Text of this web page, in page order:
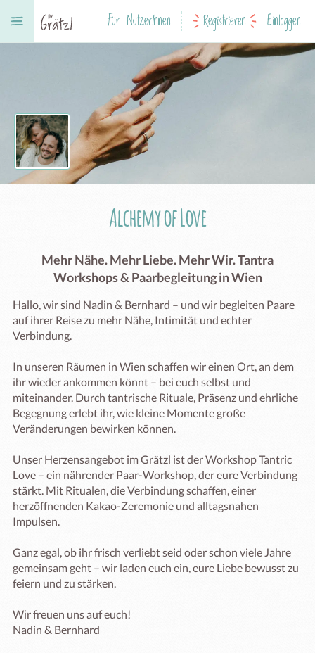
Für NutzerInnen Registrieren Einloggen
Alchemy of Love
Mehr Nähe. Mehr Liebe. Mehr Wir. Tantra
Workshops & Paarbegleitung in Wien
Hallo, wir sind Nadin & Bernhard – und wir begleiten Paare
auf ihrer Reise zu mehr Nähe, Intimität und echter
Verbindung.
In unseren Räumen in Wien schaffen wir einen Ort, an dem
ihr wieder ankommen könnt – bei euch selbst und
miteinander. Durch tantrische Rituale, Präsenz und ehrliche
Begegnung erlebt ihr, wie kleine Momente große
Veränderungen bewirken können.
Unser Herzensangebot im Grätzl ist der Workshop Tantric
Love – ein nährender Paar-Workshop, der eure Verbindung
stärkt. Mit Ritualen, die Verbindung schaffen, einer
herzöffnenden Kakao-Zeremonie und alltagsnahen
Impulsen.
Ganz egal, ob ihr frisch verliebt seid oder schon viele Jahre
gemeinsam geht – wir laden euch ein, eure Liebe bewusst zu
feiern und zu stärken.
Wir freuen uns auf euch!
Nadin & Bernhard